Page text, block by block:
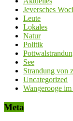
Jeversches
Leute
Lokales
Natur
Politik
See
Strandung von
Uncategorized
Wangerooge
Meta